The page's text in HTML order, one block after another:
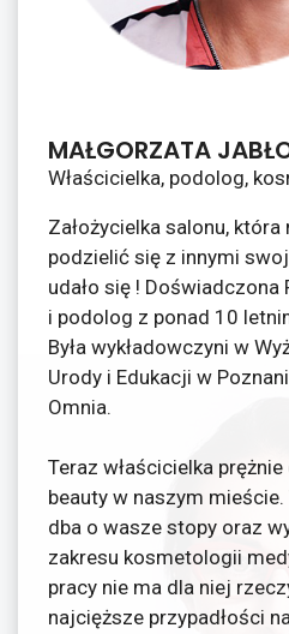
MAŁGORZATA
Właścicielka, podolog,
Założycielka salonu, która
podzielić się z innymi
udało się !
i podolog z ponad 10
Była wykładowczyni w
Urody i Edukacji w
Omnia.
Teraz właścicielka
beauty w naszym
dba o wasze stopy oraz
zakresu kosmetologii
pracy nie ma dla niej
najcięższe przypadłości